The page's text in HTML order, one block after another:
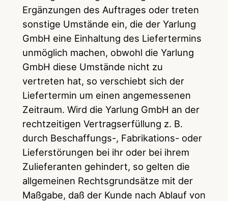
Ergänzungen des Auftrages oder treten
sonstige Umstände ein, die der Yarlung
GmbH eine Einhaltung des Liefertermins
unmöglich machen, obwohl die Yarlung
GmbH diese Umstände nicht zu
vertreten hat, so verschiebt sich der
Liefertermin um einen angemessenen
Zeitraum. Wird die Yarlung GmbH an der
rechtzeitigen Vertragserfüllung z. B.
durch Beschaffungs-, Fabrikations- oder
Lieferstörungen bei ihr oder bei ihrem
Zulieferanten gehindert, so gelten die
allgemeinen Rechtsgrundsätze mit der
Maßgabe, daß der Kunde nach Ablauf von